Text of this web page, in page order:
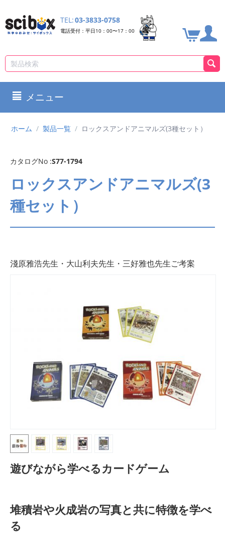
TEL:03-3833-0758
電話受付：平日10：00〜17：00
メニュー
ホーム / 製品一覧 / ロックスアンドアニマルズ(3種セット）
カタログNo :S77-1794
ロックスアンドアニマルズ(3
種セット）
淺原雅浩先生・大山利夫先生・三好雅也先生ご考案
遊びながら学べるカードゲーム
堆積岩や火成岩の写真と共に特徴を学べ
る